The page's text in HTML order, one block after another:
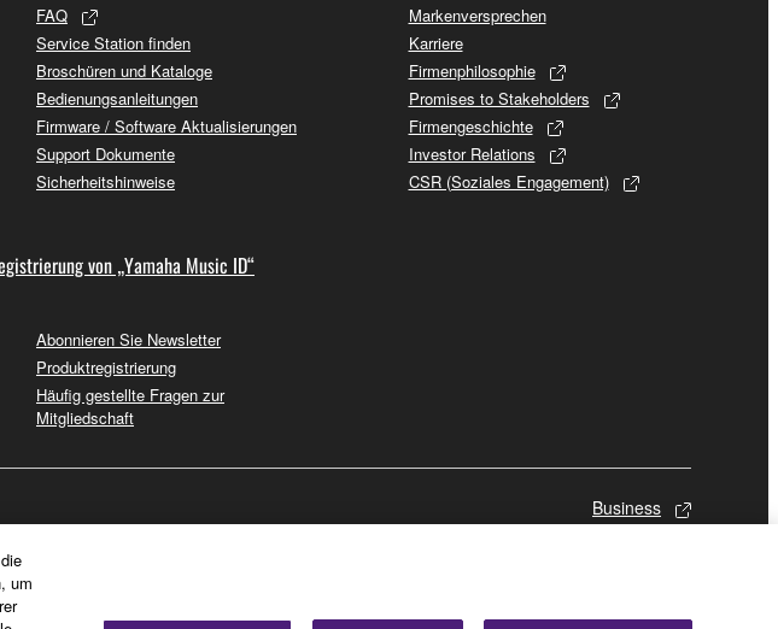
FAQ
Service Station finden
Broschüren und Kataloge
Bedienungsanleitungen
Firmware / Software Aktualisierungen
Support Dokumente
Sicherheitshinweise
von „Yamaha Music ID“
Abonnieren Sie Newsletter
Produktregistrierung
Häufig gestellte Fragen zur
Mitgliedschaft
Markenversprechen
Karriere
Firmenphilosophie
Promises to Stakeholders
Firmengeschichte
Investor Relations
CSR (Soziales Engagement)
Business
um